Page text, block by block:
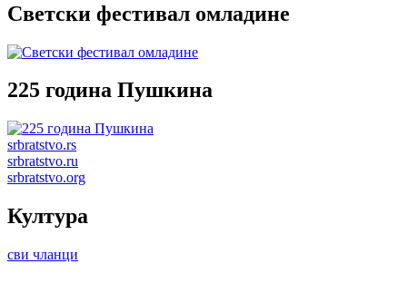
Светски фестивал омладине
225 година Пушкина
srbratstvo.rs
srbratstvo.ru
srbratstvo.org
Култура
сви чланци